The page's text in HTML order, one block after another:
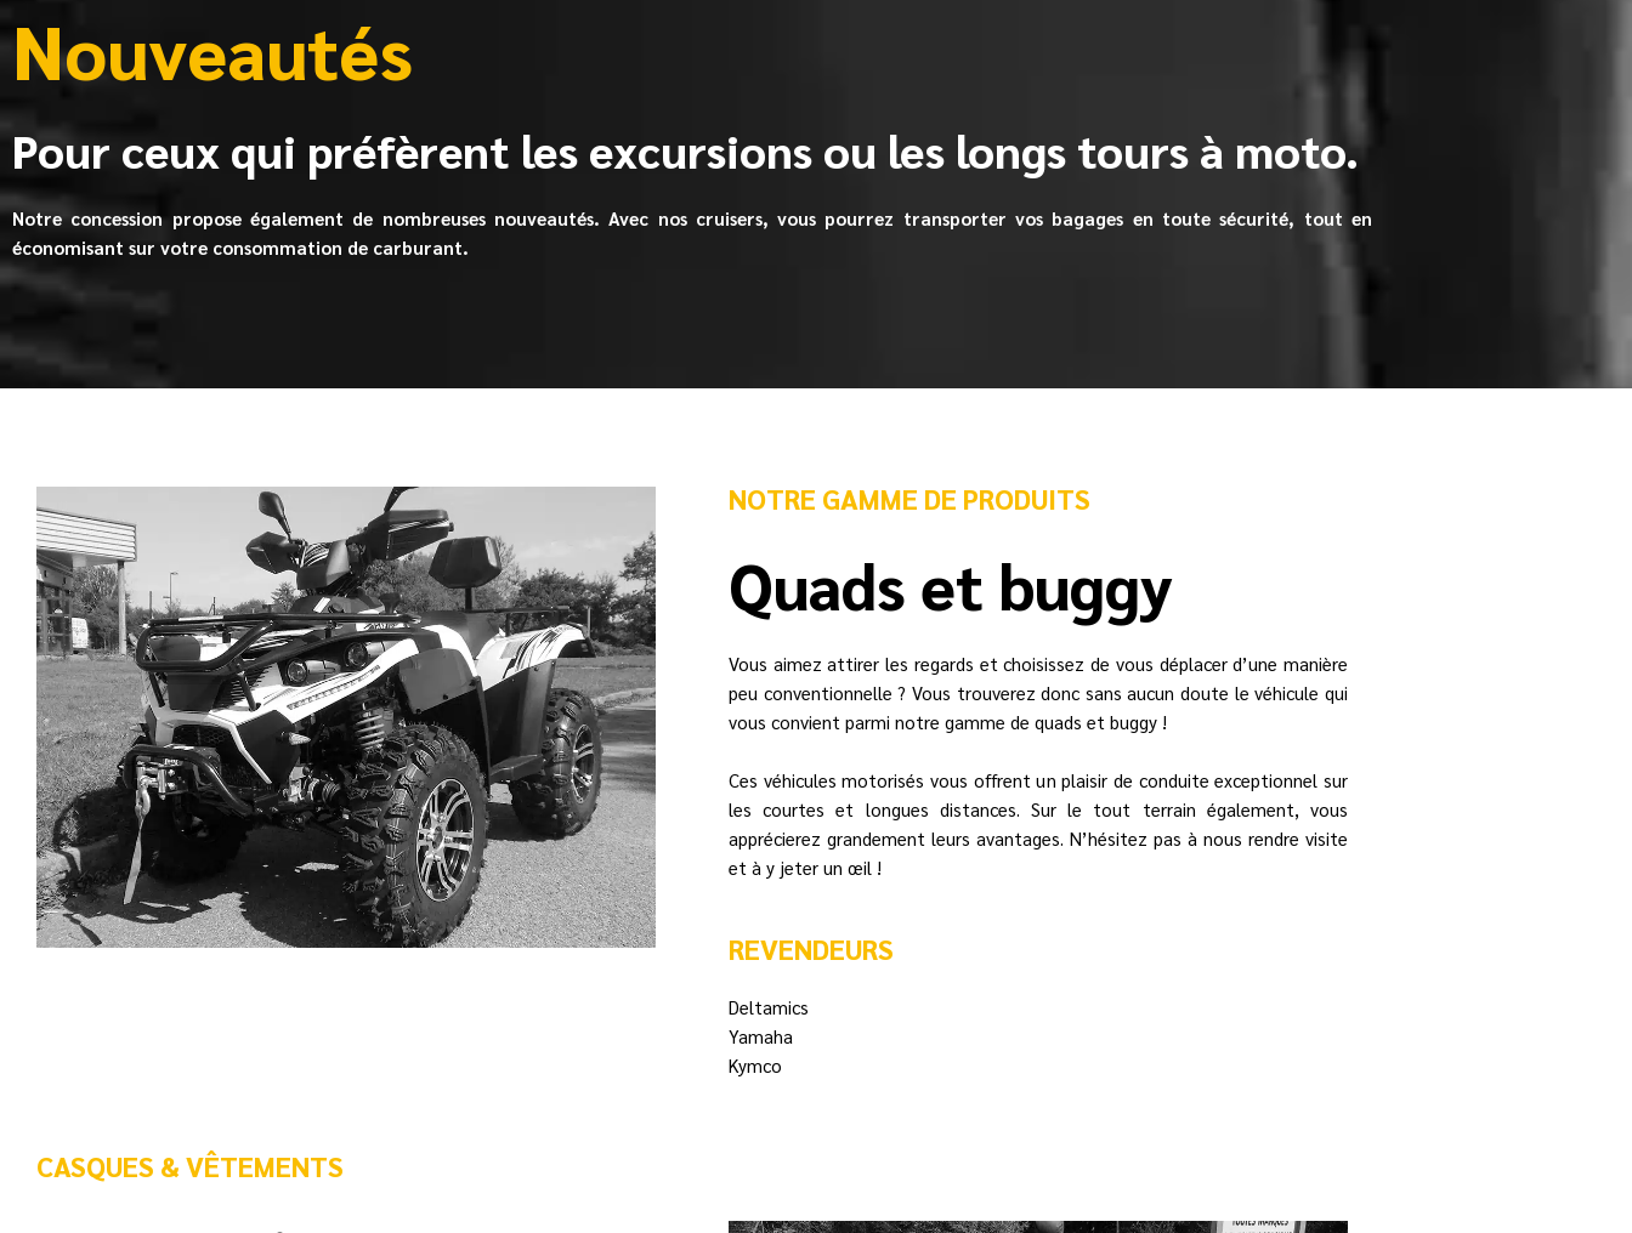
Nouveautés
Pour ceux qui préfèrent les excursions ou les longs tours à moto.
Notre concession propose également de nombreuses nouveautés. Avec nos cruisers, vous pourrez transporter vos bagages en toute sécurité, tout en
économisant sur votre consommation de carburant.
NOTRE GAMME DE PRODUITS
Quads et buggy
Vous aimez attirer les regards et choisissez de vous déplacer d’une manière
peu conventionnelle ? Vous trouverez donc sans aucun doute le véhicule qui
vous convient parmi notre gamme de quads et buggy !
Ces véhicules motorisés vous offrent un plaisir de conduite exceptionnel sur
les courtes et longues distances. Sur le tout terrain également, vous
apprécierez grandement leurs avantages. N’hésitez pas à nous rendre visite
et à y jeter un œil !
REVENDEURS
Deltamics
Yamaha
Kymco
CASQUES & VÊTEMENTS